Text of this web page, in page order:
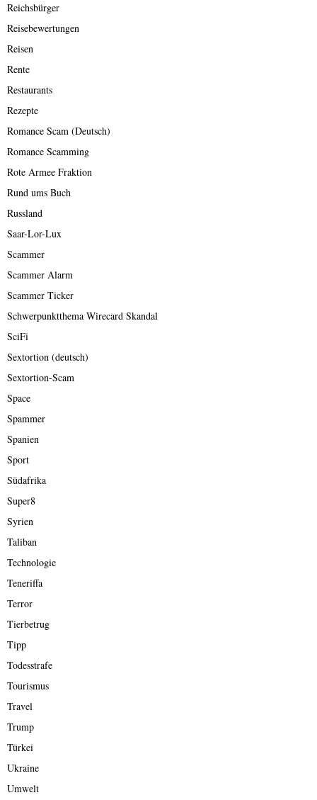
Reichsbürger
Reisebewertungen
Reisen
Rente
Restaurants
Rezepte
Romance Scam (Deutsch)
Romance Scamming
Rote Armee Fraktion
Rund ums Buch
Russland
Saar-Lor-Lux
Scammer
Scammer Alarm
Scammer Ticker
Schwerpunktthema Wirecard Skandal
SciFi
Sextortion (deutsch)
Sextortion-Scam
Space
Spammer
Spanien
Sport
Südafrika
Super8
Syrien
Taliban
Technologie
Teneriffa
Terror
Tierbetrug
Tipp
Todesstrafe
Tourismus
Travel
Trump
Türkei
Ukraine
Umwelt